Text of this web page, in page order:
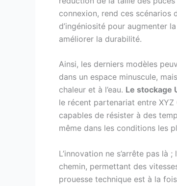
connexion, rend ces scénarios
d’ingéniosité pour augmenter
améliorer la durabilité.
Ainsi, les derniers modèles
dans un espace minuscule,
chaleur et à l’eau. Le stockage
le récent partenariat entre
capables de résister à des
même dans les conditions les
L’innovation ne s’arrête pas là
chemin, permettant des
prouesse technique est à la